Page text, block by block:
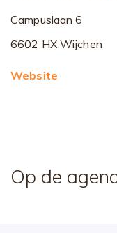
Campuslaan 6
6602 HX Wijchen
Website
Op de